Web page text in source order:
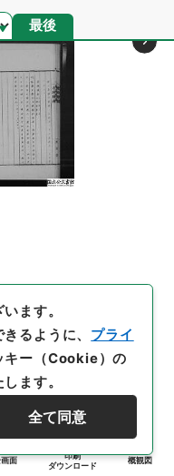
最後
面
印刷
ダウンロード
概観図
ます。
るように、 プライ
キー（Cookie）の
ます。
全て同意